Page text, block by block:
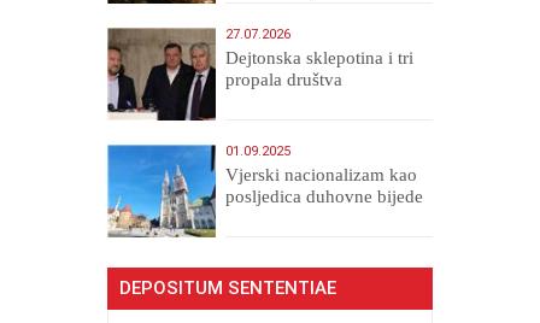
27.07.2026
Dejtonska sklepotina i tri
propala društva
01.09.2025
​Vjerski nacionalizam kao
posljedica duhovne bijede
DEPOSITUM SENTENTIAE